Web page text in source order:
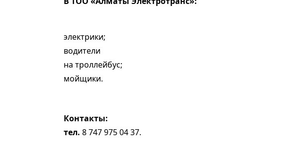
электрики;
водители
на троллейбус;
мойщики.
Контакты:
тел. 8 747 975 04 37.